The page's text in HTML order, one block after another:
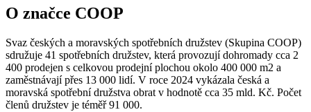
O značce COOP
Svaz českých a moravských spotřebních družstev (Skupina COOP)
sdružuje 41 spotřebních družstev, která provozují dohromady cca 2
400 prodejen s celkovou prodejní plochou okolo 400 000 m2 a
zaměstnávají přes 13 000 lidí. V roce 2024 vykázala česká a
moravská spotřební družstva obrat v hodnotě cca 35 mld. Kč. Počet
členů družstev je téměř 91 000.